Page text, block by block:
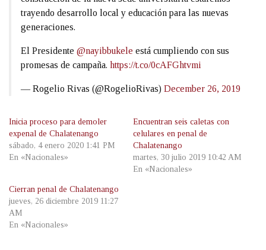
trayendo desarrollo local y educación para las nuevas
generaciones.
El Presidente @nayibbukele está cumpliendo con sus
promesas de campaña. https://t.co/0cAFGhtvmi
— Rogelio Rivas (@RogelioRivas) December 26, 2019
Inicia proceso para demoler
expenal de Chalatenango
sábado, 4 enero 2020 1:41 PM
En «Nacionales»
Encuentran seis caletas con
celulares en penal de
Chalatenango
martes, 30 julio 2019 10:42 AM
En «Nacionales»
Cierran penal de Chalatenango
jueves, 26 diciembre 2019 11:27
AM
En «Nacionales»